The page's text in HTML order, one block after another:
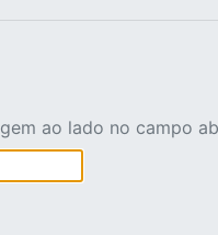
ao lado no campo